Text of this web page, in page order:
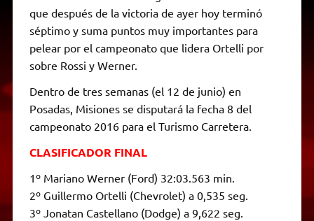
que después de la victoria de ayer hoy terminó
séptimo y suma puntos muy importantes para
pelear por el campeonato que lidera Ortelli por
sobre Rossi y Werner.
Dentro de tres semanas (el 12 de junio) en
Posadas, Misiones se disputará la fecha 8 del
campeonato 2016 para el Turismo Carretera.
CLASIFICADOR FINAL
1º Mariano Werner (Ford) 32:03.563 min.
2º Guillermo Ortelli (Chevrolet) a 0,535 seg.
3º Jonatan Castellano (Dodge) a 9,622 seg.